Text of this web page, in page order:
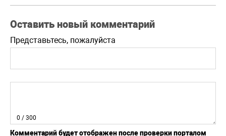
Оставить новый комментарий
Представьтесь, пожалуйста
0 / 300
Комментарий будет отображен после проверки порталом